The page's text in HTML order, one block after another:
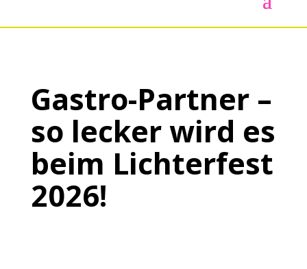
Gastro-Partner –
so lecker wird es
beim Lichterfest
2026!